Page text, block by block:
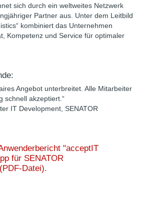
sich durch ein weltweites Netzwerk
Partner aus. Unter dem Leitbild
kombiniert das Unternehmen
Kompetenz und Service für optimaler
Angebot unterbreitet. Alle Mitarbeiter
schnell akzeptiert.“
IT Development, SENATOR
"acceptIT
für SENATOR
Datei).